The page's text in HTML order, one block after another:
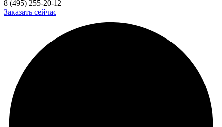
8 (495) 255-20-12
Заказать сейчас